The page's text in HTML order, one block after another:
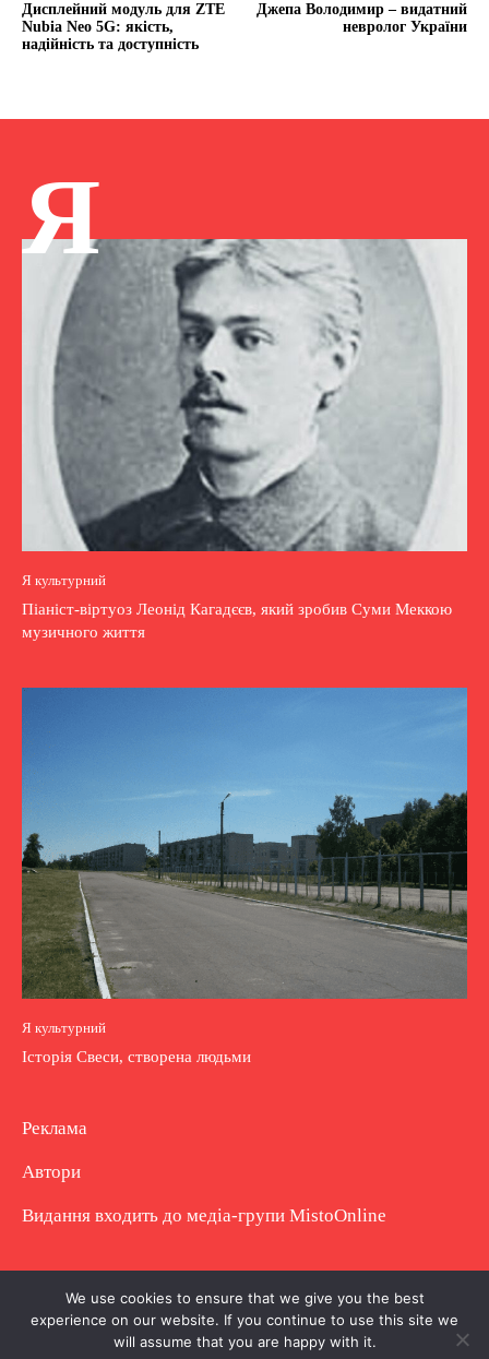
Дисплейний модуль для ZTE
Nubia Neo 5G: якість,
надійність та доступність
Джепа Володимир – видатний
невролог України
Я
Я культурний
Піаніст-віртуоз Леонід Кагадєєв, який зробив Суми Меккою
музичного життя
Я культурний
Історія Свеси, створена людьми
Реклама
Автори
Видання входить до медіа-групи MistoOnline
Copyright © Повне використання матеріалу
заборонено. Частково можна з гіперпосиланням.
We use cookies to ensure that we give you the best
experience on our website. If you continue to use this site we
will assume that you are happy with it.